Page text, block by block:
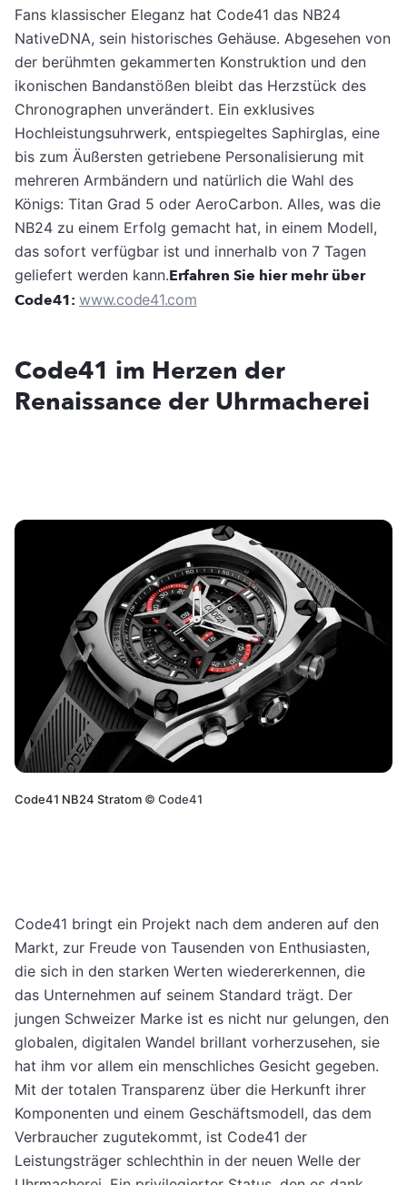
Fans klassischer Eleganz hat Code41 das NB24
NativeDNA, sein historisches Gehäuse. Abgesehen von
der berühmten gekammerten Konstruktion und den
ikonischen Bandanstößen bleibt das Herzstück des
Chronographen unverändert. Ein exklusives
Hochleistungsuhrwerk, entspiegeltes Saphirglas, eine
bis zum Äußersten getriebene Personalisierung mit
mehreren Armbändern und natürlich die Wahl des
Königs: Titan Grad 5 oder AeroCarbon. Alles, was die
NB24 zu einem Erfolg gemacht hat, in einem Modell,
das sofort verfügbar ist und innerhalb von 7 Tagen
geliefert werden kann.Erfahren Sie hier mehr über
Code41: www.code41.com
Code41 im Herzen der
Renaissance der Uhrmacherei
Code41 NB24 Stratom © Code41
Code41 bringt ein Projekt nach dem anderen auf den
Markt, zur Freude von Tausenden von Enthusiasten,
die sich in den starken Werten wiedererkennen, die
das Unternehmen auf seinem Standard trägt. Der
jungen Schweizer Marke ist es nicht nur gelungen, den
globalen, digitalen Wandel brillant vorherzusehen, sie
hat ihm vor allem ein menschliches Gesicht gegeben.
Mit der totalen Transparenz über die Herkunft ihrer
Komponenten und einem Geschäftsmodell, das dem
Verbraucher zugutekommt, ist Code41 der
Leistungsträger schlechthin in der neuen Welle der